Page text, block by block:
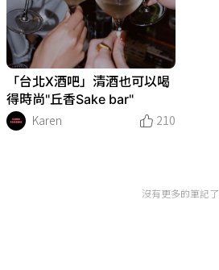
「台北X酒吧」清酒也可以喝
得時尚"丘香Sake bar"
Karen
210
沒有更多的筆記了